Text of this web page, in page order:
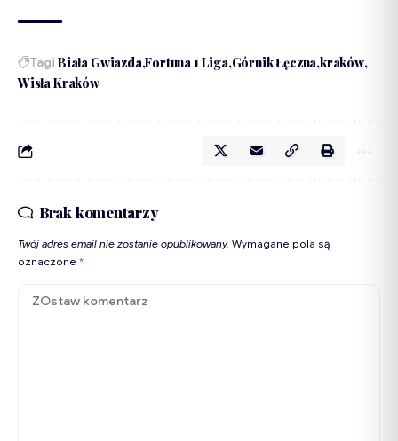
Tagi Biała Gwiazda Fortuna 1 Liga Górnik Łęczna kraków
Wisła Kraków
Brak komentarzy
Twój adres email nie zostanie opublikowany. Wymagane pola są
oznaczone *